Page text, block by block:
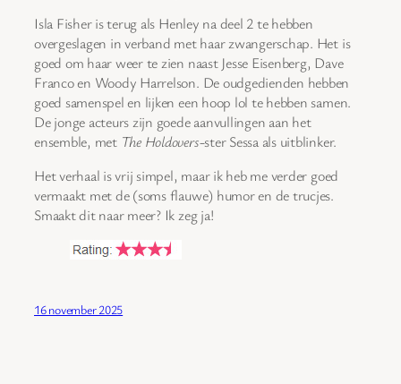
Isla Fisher is terug als Henley na deel 2 te hebben
overgeslagen in verband met haar zwangerschap. Het is
goed om haar weer te zien naast Jesse Eisenberg, Dave
Franco en Woody Harrelson. De oudgedienden hebben
goed samenspel en lijken een hoop lol te hebben samen.
De jonge acteurs zijn goede aanvullingen aan het
ensemble, met The Holdovers-ster Sessa als uitblinker.
Het verhaal is vrij simpel, maar ik heb me verder goed
vermaakt met de (soms flauwe) humor en de trucjes.
Smaakt dit naar meer? Ik zeg ja!
16 november 2025